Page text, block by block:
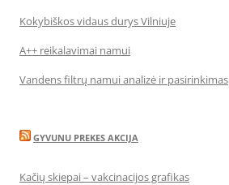
Kokybiškos vidaus durys Vilniuje
A++ reikalavimai namui
Vandens filtrų namui analizė ir pasirinkimas
GYVUNU PREKES AKCIJA
Kačių skiepai – vakcinacijos grafikas